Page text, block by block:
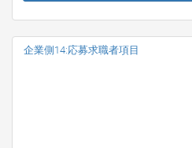
企業側14:応募求職者項目